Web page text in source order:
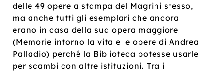
delle 49 opere a stampa del Magrini stesso,
ma anche tutti gli esemplari che ancora
erano in casa della sua opera maggiore
(Memorie intorno la vita e le opere di Andrea
Palladio) perché la Biblioteca potesse usarle
per scambi con altre istituzioni. Tra i